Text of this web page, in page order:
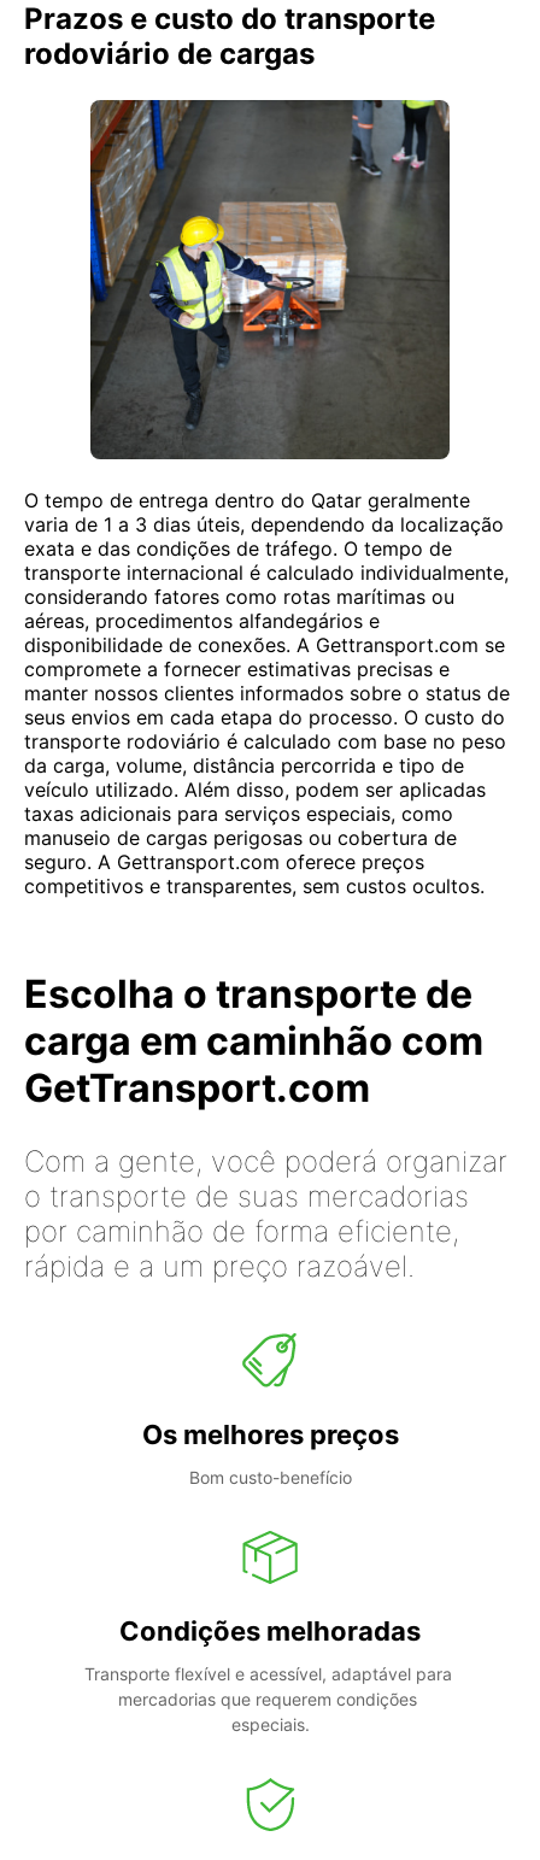
Prazos e custo do transporte
rodoviário de cargas
O tempo de entrega dentro do Qatar geralmente
varia de 1 a 3 dias úteis, dependendo da localização
exata e das condições de tráfego. O tempo de
transporte internacional é calculado individualmente,
considerando fatores como rotas marítimas ou
aéreas, procedimentos alfandegários e
disponibilidade de conexões. A Gettransport.com se
compromete a fornecer estimativas precisas e
manter nossos clientes informados sobre o status de
seus envios em cada etapa do processo. O custo do
transporte rodoviário é calculado com base no peso
da carga, volume, distância percorrida e tipo de
veículo utilizado. Além disso, podem ser aplicadas
taxas adicionais para serviços especiais, como
manuseio de cargas perigosas ou cobertura de
seguro. A Gettransport.com oferece preços
competitivos e transparentes, sem custos ocultos.
Escolha o transporte de
carga em caminhão com
GetTransport.com
Com a gente, você poderá organizar
o transporte de suas mercadorias
por caminhão de forma eficiente,
rápida e a um preço razoável.
Os melhores preços
Bom custo-benefício
Condições melhoradas
Transporte flexível e acessível, adaptável para
mercadorias que requerem condições
especiais.